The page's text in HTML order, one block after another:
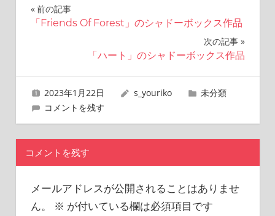
投
ビ
ゲ
ー
シ
ョ
ン
前の記事
「Friends Of Forest」のシャドーボックス作品
次の記事
「ハート」のシャドーボックス作品
2023年1月22日 s_youriko
未分類
コメントを残す
コメントを残す
メールアドレスが公開されることはありませ
ん。
※ が付いている欄は必須項目です